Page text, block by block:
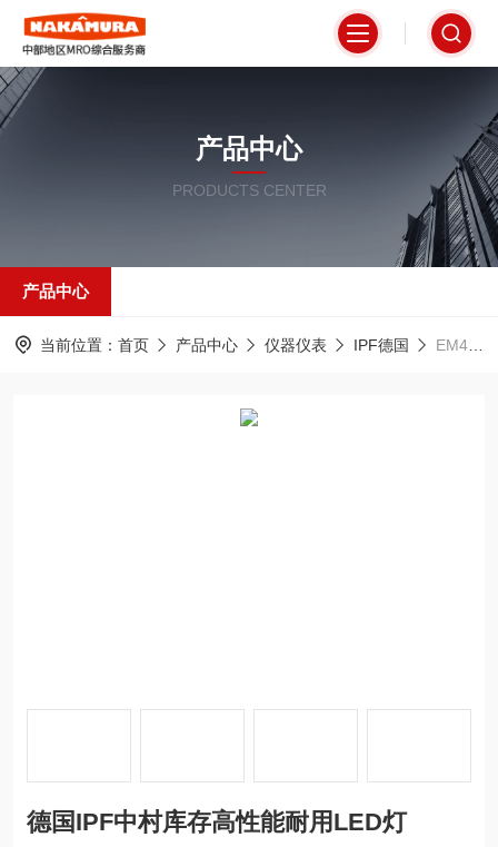
产品中心
PRODUCTS CENTER
产品中心
当前位置： 首页 产品中心 仪器仪表 IPF德国 EM410123德国IPF中村库存高性能耐用LED灯
德国IPF中村库存高性能耐用LED灯